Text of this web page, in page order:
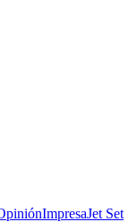
ImpresaJet Set